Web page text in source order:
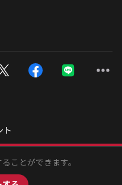
ト
ことができます。